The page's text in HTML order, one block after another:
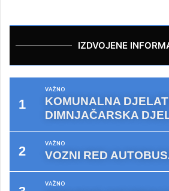
IZDVOJENE
VAŽNO
KOMUNALNA
DIMNJAČARSKA
VAŽNO
VOZNI RED
VAŽNO